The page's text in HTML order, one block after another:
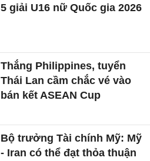
5 giải U16 nữ Quốc gia 2026
Thắng Philippines, tuyển
Thái Lan cầm chắc vé vào
bán kết ASEAN Cup
Bộ trưởng Tài chính Mỹ: Mỹ
- Iran có thể đạt thỏa thuận